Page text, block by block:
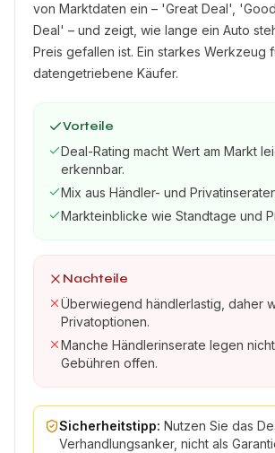
von Marktdaten ein – 'Great Deal',
Deal' – und zeigt, wie lange ein Auto
Preis gefallen ist. Ein starkes Werkzeug
datengetriebene Käufer.
Vorteile
Deal-Rating macht Wert am Markt
erkennbar.
Mix aus Händler- und
Markteinblicke wie Standtage und
Nachteile
Überwiegend händlerlastig, daher
Privatoptionen.
Manche Händlerinserate legen
Gebühren offen.
Sicherheitstipp: Nutzen Sie das
Verhandlungsanker, nicht als